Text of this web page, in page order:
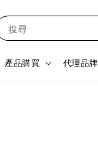
搜尋
產品購買 代理品牌